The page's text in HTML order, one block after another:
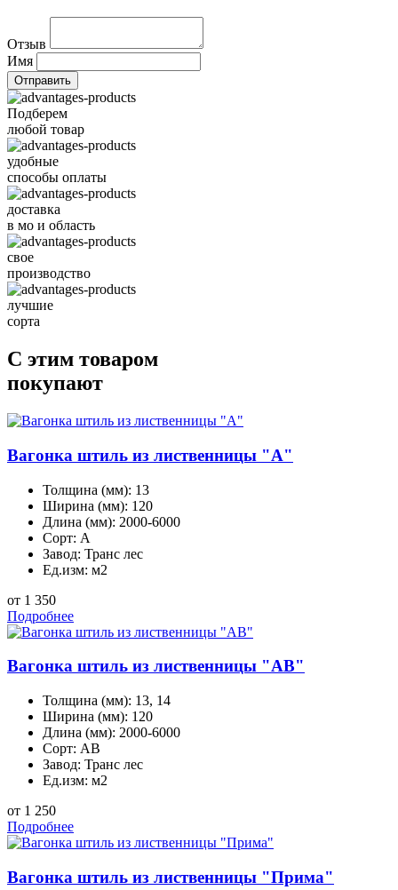
Отзыв
Имя
Подберем
любой товар
удобные
способы оплаты
доставка
в мо и область
свое
производство
лучшие
сорта
С этим товаром
покупают
Вагонка штиль из лиственницы "А"
Толщина (мм): 13
Ширина (мм): 120
Длина (мм): 2000-6000
Сорт: A
Завод: Транс лес
Ед.изм: м2
от 1 350
Подробнее
Вагонка штиль из лиственницы "АВ"
Толщина (мм): 13, 14
Ширина (мм): 120
Длина (мм): 2000-6000
Сорт: АВ
Завод: Транс лес
Ед.изм: м2
от 1 250
Подробнее
Вагонка штиль из лиственницы "Прима"